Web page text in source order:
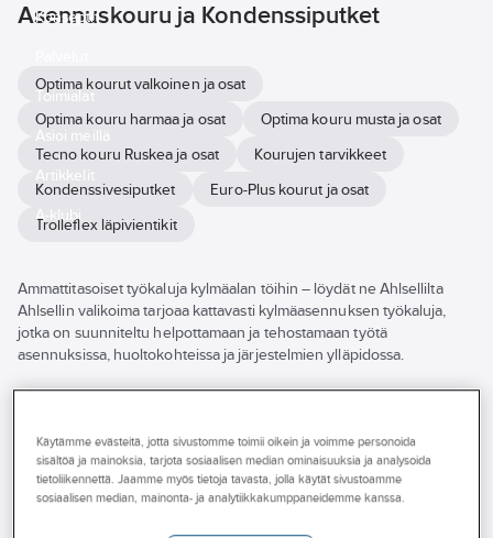
Konseptit
Toimialat
Asioi meillä
Artikkelit
A-klubi
Asennuskouru ja Kondenssiputket
Optima kourut valkoinen ja osat
Optima kouru harmaa ja osat
Optima kouru musta ja osat
Tecno kouru Ruskea ja osat
Kourujen tarvikkeet
Kondenssivesiputket
Euro-Plus kourut ja osat
Trolleflex läpivientikit
Ammattitasoiset työkaluja kylmäalan töihin – löydät ne Ahlsellilta
Ahlsellin valikoima tarjoaa kattavasti kylmäasennuksen työkaluja,
jotka on suunniteltu helpottamaan ja tehostamaan työtä
asennuksissa, huoltokohteissa ja järjestelmien ylläpidossa.
vastaavat alan vaatimuksiin ja tukevat turvallista sekä sujuvaa
työskentelyä kaikissa olosuhteissa.
Tutustu verkkokaupassamme tai asioi lähimmässä Ahlsell-
Käytämme evästeitä, jotta sivustomme toimii oikein ja voimme personoida
sisältöä ja mainoksia, tarjota sosiaalisen median ominaisuuksia ja analysoida
tietoliikennettä. Jaamme myös tietoja tavasta, jolla käytät sivustoamme
sosiaalisen median, mainonta- ja analytiikkakumppaneidemme kanssa.